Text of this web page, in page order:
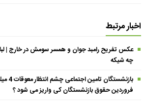
اخبار مرتبط
عکس تفریح رامبد جوان و همسر سومش در خارج |
چه شیکه
فروردین حقوق بازنشستگان کی واریز می شود ؟